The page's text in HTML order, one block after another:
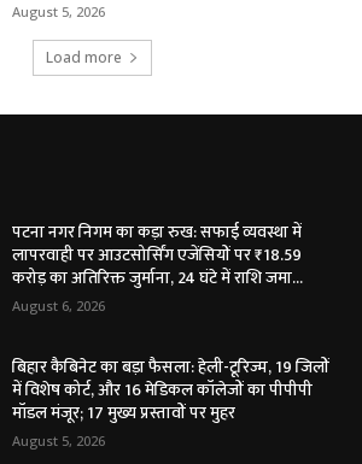
August 5, 2026
Load more
पटना नगर निगम का कड़ा रुख: सफाई व्यवस्था में
लापरवाही पर आउटसोर्सिंग एजेंसियों पर ₹18.59
करोड़ का अतिरिक्त जुर्माना, 24 घंटे में राशि जमा...
August 6, 2026
बिहार कैबिनेट का बड़ा फैसला: हेली-टूरिज्म, 19 जिलों
में विशेष कोर्ट, और 16 मेडिकल कॉलेजों का पीपीपी
मॉडल मंजूर; 17 मुख्य प्रस्तावों पर मुहर
August 5, 2026